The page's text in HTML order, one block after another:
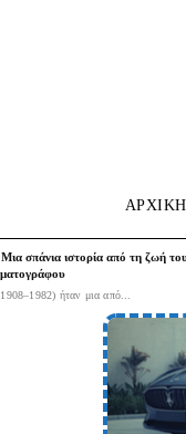
ΑΡΧΙΚΗ
σπάνια ιστορία από τη ζωή
ήταν μια από...